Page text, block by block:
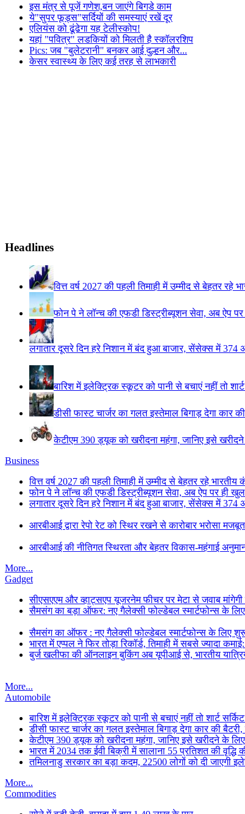
इस मंत्र से पूजें गणेश,बन जाएंगे बिगडे काम
ये"सुपर फूड्स"सर्दियों की समस्याएं रखें दूर
एलियंस को ढूंढेगा यह टेलीस्कोप!
यहां "पवित्र" लडकियों को मिलती है स्कॉलरशिप
Pics: जब "बुलेटरानी" बनकर आई दुल्हन और...
केसर स्वास्थ्य के लिए कई तरह से लाभकारी
Headlines
वित्त वर्ष 2027 की पहली तिमाही में उम्मीद से बेहतर
फोन पे ने लॉन्च की एफडी डिस्ट्रीब्यूशन सेवा, अब ऐप
लगातार दूसरे दिन हरे निशान में बंद हुआ बाजार, सेंसेक्स में 374
बारिश में इलेक्ट्रिक स्कूटर को पानी से बचाएं नहीं तो
डीसी फास्ट चार्जर का गलत इस्तेमाल बिगाड़ देगा कार
केटीएम 390 ड्यूक को खरीदना महंगा, जानिए इसे
Business
वित्त वर्ष 2027 की पहली तिमाही में उम्मीद से बेहतर रहे
फोन पे ने लॉन्च की एफडी डिस्ट्रीब्यूशन सेवा, अब ऐप पर ही
लगातार दूसरे दिन हरे निशान में बंद हुआ बाजार, सेंसेक्स में 374
आरबीआई द्वारा रेपो रेट को स्थिर रखने से कारोबार भरोसा
आरबीआई की नीतिगत स्थिरता और बेहतर विकास-महंगाई
More...
Gadget
सीएसएएम और व्हाट्सएप यूजरनेम फीचर पर मेटा से जवाब
सैमसंग का बड़ा ऑफर: नए गैलेक्सी फोल्डेबल स्मार्टफोन्स के
सैमसंग का ऑफर : नए गैलेक्सी फोल्डेबल स्मार्टफोन्स के लिए
भारत में एप्पल ने फिर तोड़ा रिकॉर्ड, तिमाही में सबसे ज्यादा
बुर्ज खलीफा की ऑनलाइन बुकिंग अब यूपीआई से, भारतीय
More...
Automobile
बारिश में इलेक्ट्रिक स्कूटर को पानी से बचाएं नहीं तो शार्ट
डीसी फास्ट चार्जर का गलत इस्तेमाल बिगाड़ देगा कार की
केटीएम 390 ड्यूक को खरीदना महंगा, जानिए इसे खरीदने के
भारत में 2034 तक ईवी बिक्री में सालाना 55 प्रतिशत की वृद्धि
तमिलनाडु सरकार का बड़ा कदम, 22500 लोगों को दी जाएगी
More...
Commodities